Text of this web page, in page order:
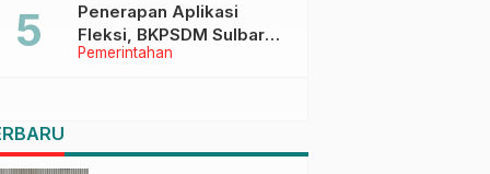
Pemerintahan
Penerapan Aplikasi
Fleksi, BKPSDM Sulbar
Dorong Transformasi